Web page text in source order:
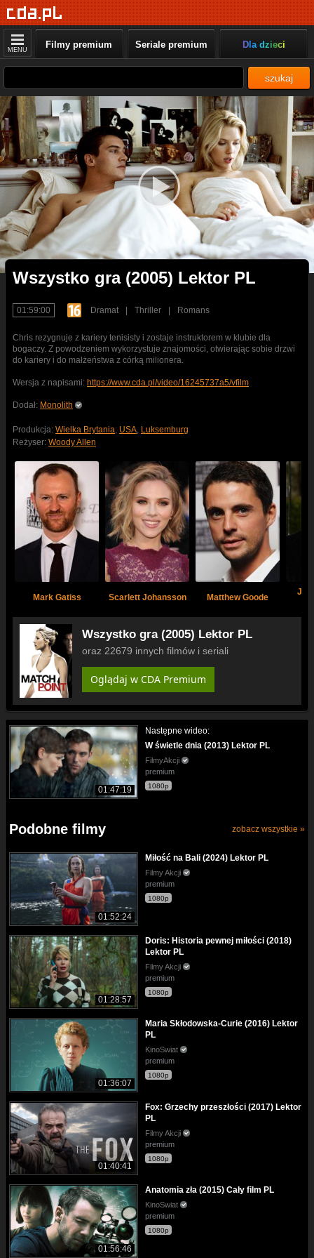
MENU Filmy premium Seriale premium Dla dzieci
szukaj
Wszystko gra (2005) Lektor PL
01:59:00 Dramat Thriller Romans
Chris rezygnuje z kariery tenisisty i zostaje instruktorem w klubie dla
bogaczy. Z powodzeniem wykorzystuje znajomości, otwierając sobie drzwi
do kariery i do małżeństwa z córką milionera.
Wersja z napisami: https://www.cda.pl/video/16245737a5/vfilm
Dodał: Monolith
Produkcja: Wielka Brytania, USA, Luksemburg
Reżyser: Woody Allen
Mark Gatiss Scarlett Johansson Matthew Goode
Wszystko gra (2005) Lektor PL
oraz 22679 innych filmów i seriali
Oglądaj w CDA Premium
01:47:19
Następne wideo:
W świetle dnia (2013) Lektor PL
FilmyAkcji
premium
1080p
Podobne filmy zobacz wszystkie »
01:52:24
Miłość na Bali (2024) Lektor PL
Filmy Akcji
premium
1080p
01:28:57
Doris: Historia pewnej miłości (2018)
Lektor PL
Filmy Akcji
premium
1080p
01:36:07
Maria Skłodowska-Curie (2016) Lektor
PL
KinoSwiat
premium
1080p
01:40:41
Fox: Grzechy przeszłości (2017) Lektor
PL
Filmy Akcji
premium
1080p
01:56:46
Anatomia zła (2015) Cały film PL
KinoSwiat
premium
1080p